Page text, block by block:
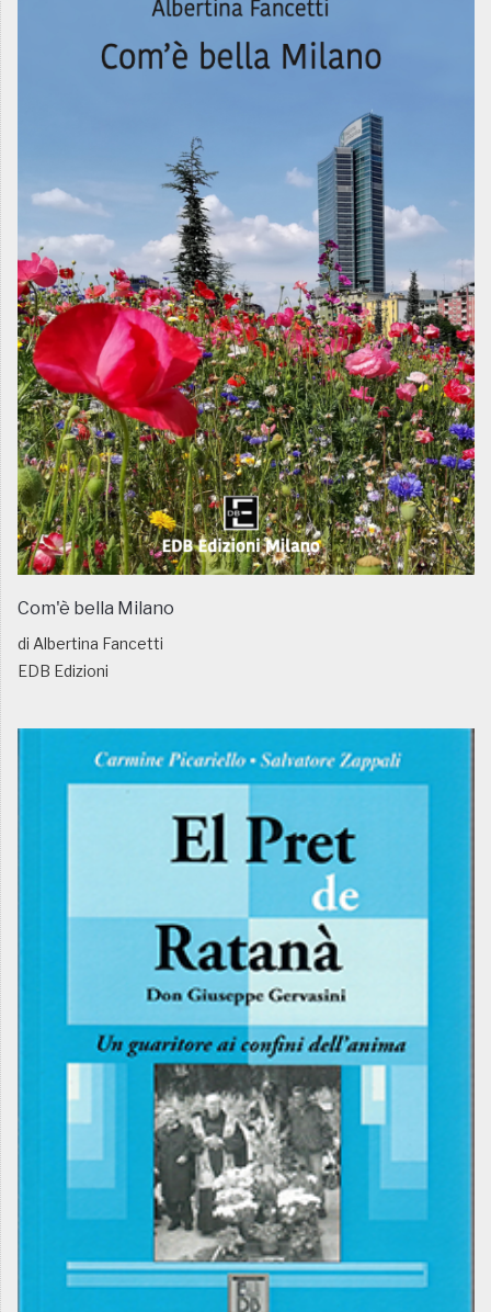
Com'è bella Milano
di Albertina Fancetti
EDB Edizioni